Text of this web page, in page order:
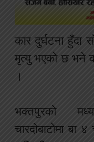
कार दुर्घटना हुँदा
मृत्यु भएको छ भने
।
भक्तपुरको
चारदोबाटोमा